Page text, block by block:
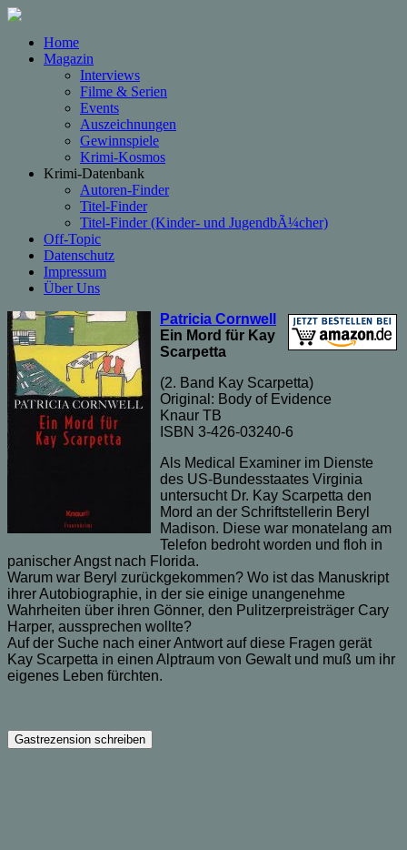
Home
Magazin
Interviews
Filme & Serien
Events
Auszeichnungen
Gewinnspiele
Krimi-Kosmos
Krimi-Datenbank
Autoren-Finder
Titel-Finder
Titel-Finder (Kinder- und JugendbÃ¼cher)
Off-Topic
Datenschutz
Impressum
Über Uns
Patricia Cornwell
Ein Mord für Kay
Scarpetta
(2. Band Kay Scarpetta)
Original: Body of Evidence
Knaur TB
ISBN 3-426-03240-6
Als Medical Examiner im Dienste
des US-Bundesstaates Virginia
untersucht Dr. Kay Scarpetta den
Mord an der Schriftstellerin Beryl
Madison. Diese war monatelang am
Telefon bedroht worden und floh in
panischer Angst nach Florida.
Warum war Beryl zurückgekommen? Wo ist das Manuskript
ihrer Autobiographie, in der sie einige unangenehme
Wahrheiten über ihren Gönner, den Pulitzerpreisträger Cary
Harper, aussprechen wollte?
Auf der Suche nach einer Antwort auf diese Fragen gerät
Kay Scarpetta in einen Alptraum von Gewalt und muß um ihr
eigenes Leben fürchten.